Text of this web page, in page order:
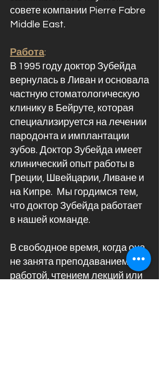
совете компании Pierre Fabre
Middle East.
Работа:
В 1995 году доктор Зубейда
вернулась в Ливан и основала
частную стоматологическую
клинику в Бейруте, которая
специализируется на лечении
пародонта и имплантации
зубов. Доктор Зубейда имеет
клинический опыт работы в
Греции, Швейцарии, Ливане и
на Кипре. Мы гордимся тем,
что доктор Зубейда работает
в нашей команде.
В свободное время, когда она
не занята преподаванием,
работой, чтением лекций или